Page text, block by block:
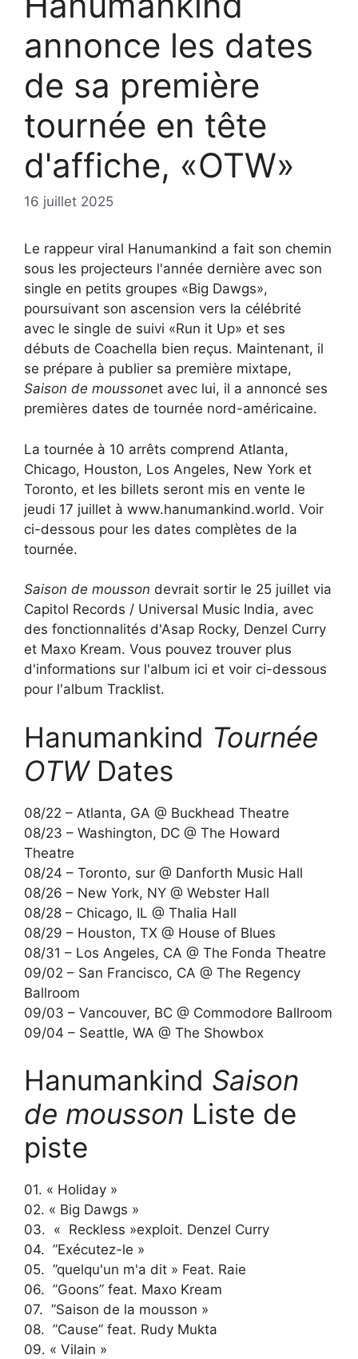
annonce les dates
de sa première
tournée en tête
d'affiche, «OTW»
16 juillet 2025
Le rappeur viral Hanumankind a fait son chemin
sous les projecteurs l'année dernière avec son
single en petits groupes «Big Dawgs»,
poursuivant son ascension vers la célébrité
avec le single de suivi «Run it Up» et ses
débuts de Coachella bien reçus. Maintenant, il
se prépare à publier sa première mixtape,
Saison de moussonet avec lui, il a annoncé ses
premières dates de tournée nord-américaine.
La tournée à 10 arrêts comprend Atlanta,
Chicago, Houston, Los Angeles, New York et
Toronto, et les billets seront mis en vente le
jeudi 17 juillet à www.hanumankind.world. Voir
ci-dessous pour les dates complètes de la
tournée.
Saison de mousson devrait sortir le 25 juillet via
Capitol Records / Universal Music India, avec
des fonctionnalités d'Asap Rocky, Denzel Curry
et Maxo Kream. Vous pouvez trouver plus
d'informations sur l'album ici et voir ci-dessous
pour l'album Tracklist.
Hanumankind Tournée
OTWDates
08/22 – Atlanta, GA @ Buckhead Theatre
08/23 – Washington, DC @ The Howard
Theatre
08/24 – Toronto, sur @ Danforth Music Hall
08/26 – New York, NY @ Webster Hall
08/28 – Chicago, IL @ Thalia Hall
08/29 – Houston, TX @ House of Blues
08/31 – Los Angeles, CA @ The Fonda Theatre
09/02 – San Francisco, CA @ The Regency
Ballroom
09/03 – Vancouver, BC @ Commodore Ballroom
09/04 – Seattle, WA @ The Showbox
Hanumankind Saison
de mousson Liste de
piste
01. « Holiday »
02. « Big Dawgs »
03. ⁠ « Reckless »exploit. Denzel Curry
04. ⁠ ”Exécutez-le »
05. ⁠ ”quelqu'un m'a dit » Feat. Raie
06. ⁠ ”Goons” feat. Maxo Kream
07. ⁠ ”Saison de la mousson »
08. ⁠ ”Cause” feat. Rudy Mukta
09. « Vilain »